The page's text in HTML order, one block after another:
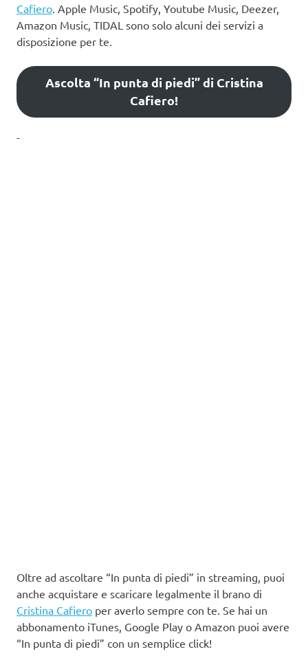
Cafiero . Apple Music, Spotify, Youtube Music, Deezer,
Amazon Music, TIDAL sono solo alcuni dei servizi a
disposizione per te.
Ascolta “In punta di piedi” di Cristina
Cafiero!
-
Oltre ad ascoltare “In punta di piedi” in streaming, puoi
anche acquistare e scaricare legalmente il brano di
Cristina Cafiero per averlo sempre con te. Se hai un
abbonamento iTunes, Google Play o Amazon puoi avere
“In punta di piedi” con un semplice click!